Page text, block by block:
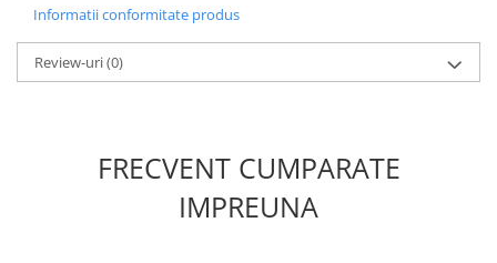
Accesorii masini de spalat &
uscatoare
Masini automate de spalat rufe
Uscatoare de rufe
Masini de spalat vase incorporabile
Informatii conformitate produs
Review-uri(0)
FRECVENT CUMPARATE
IMPREUNA